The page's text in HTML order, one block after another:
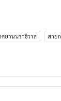
ยานนราธิวาส สาย